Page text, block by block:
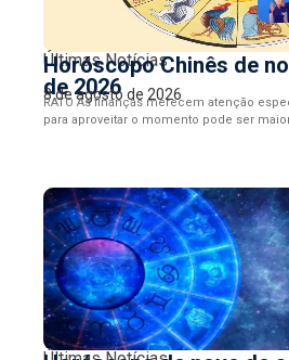
Últimas Notícias
Horóscopo Chinês de
de 2026
8 de agosto de 2026
RATO As finanças merecem atenção
para aproveitar o momento pode ser